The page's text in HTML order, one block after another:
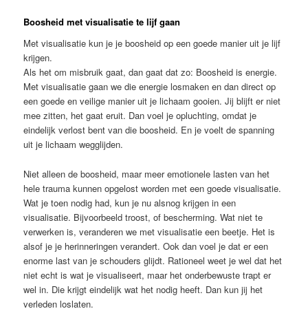
Boosheid met visualisatie te lijf gaan
Met visualisatie kun je je boosheid op een goede manier uit je lijf
krijgen.
Als het om misbruik gaat, dan gaat dat zo: Boosheid is energie.
Met visualisatie gaan we die energie losmaken en dan direct op
een goede en veilige manier uit je lichaam gooien. Jij blijft er niet
mee zitten, het gaat eruit. Dan voel je opluchting, omdat je
eindelijk verlost bent van die boosheid. En je voelt de spanning
uit je lichaam wegglijden.
Niet alleen de boosheid, maar meer emotionele lasten van het
hele trauma kunnen opgelost worden met een goede visualisatie.
Wat je toen nodig had, kun je nu alsnog krijgen in een
visualisatie. Bijvoorbeeld troost, of bescherming. Wat niet te
verwerken is, veranderen we met visualisatie een beetje. Het is
alsof je je herinneringen verandert. Ook dan voel je dat er een
enorme last van je schouders glijdt. Rationeel weet je wel dat het
niet echt is wat je visualiseert, maar het onderbewuste trapt er
wel in. Die krijgt eindelijk wat het nodig heeft. Dan kun jij het
verleden loslaten.